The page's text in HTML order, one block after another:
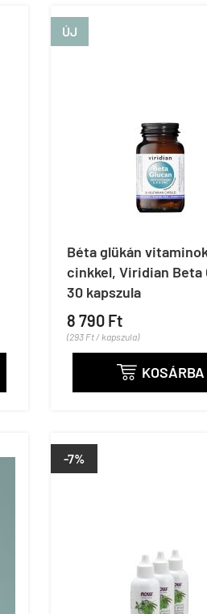
ÚJ
Béta glükán
cinkkel, Viridian Beta
30 kapszula
8 790 Ft
(293 Ft / kapszula)
 KOSÁRBA
-7%